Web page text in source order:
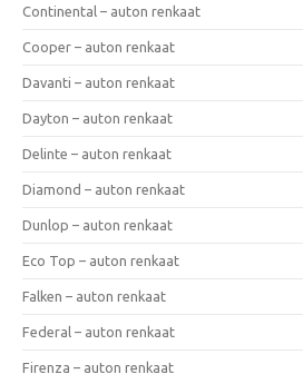
Continental – auton renkaat
Cooper – auton renkaat
Davanti – auton renkaat
Dayton – auton renkaat
Delinte – auton renkaat
Diamond – auton renkaat
Dunlop – auton renkaat
Eco Top – auton renkaat
Falken – auton renkaat
Federal – auton renkaat
Firenza – auton renkaat